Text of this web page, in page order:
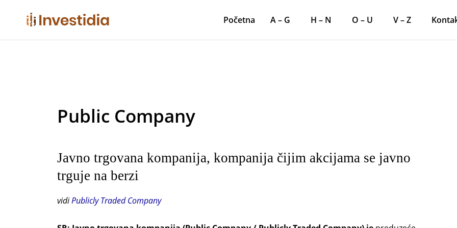
Početna A – G H – N O – U V – Z
Public Company
Javno trgovana kompanija, kompanija čijim akcijama se javno
trguje na berzi
vidiPublicly Traded Company